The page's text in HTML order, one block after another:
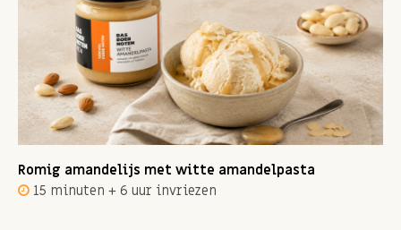
Romig amandelijs met witte amandelpasta
15 minuten + 6 uur invriezen